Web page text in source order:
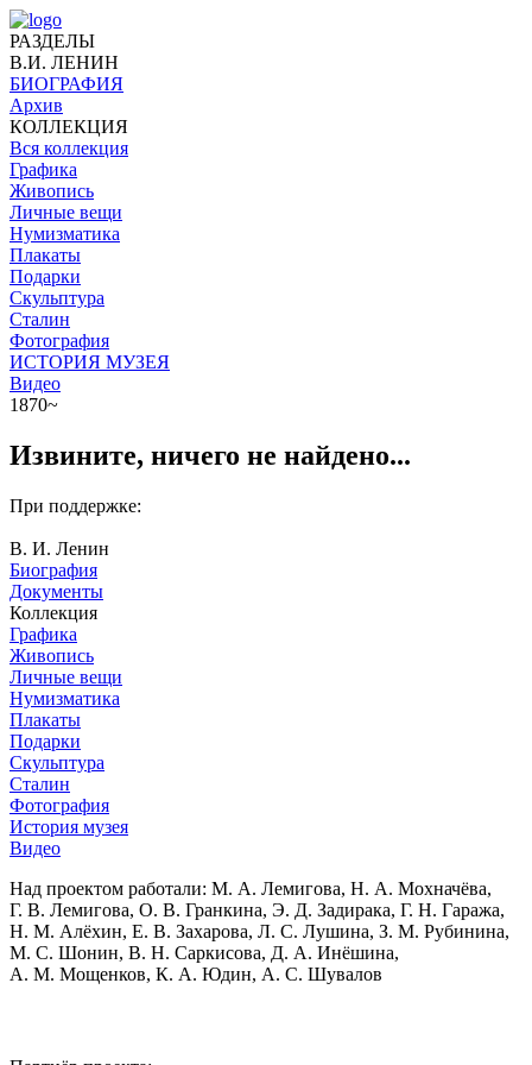
РАЗДЕЛЫ
В.И. ЛЕНИН
БИОГРАФИЯ
Архив
КОЛЛЕКЦИЯ
Вся коллекция
Графика
Живопись
Личные вещи
Нумизматика
Плакаты
Подарки
Скульптура
Сталин
Фотография
ИСТОРИЯ МУЗЕЯ
Видео
1870~
Извините, ничего не найдено...
При поддержке:
В. И. Ленин
Биография
Документы
Коллекция
Графика
Живопись
Личные вещи
Нумизматика
Плакаты
Подарки
Скульптура
Сталин
Фотография
История музея
Видео
Над проектом работали: М. А. Лемигова, Н. А. Мохначёва,
Г. В. Лемигова, О. В. Гранкина, Э. Д. Задирака, Г. Н. Гаража,
Н. М. Алёхин, Е. В. Захарова, Л. С. Лушина, З. М. Рубинина,
М. С. Шонин, В. Н. Саркисова, Д. А. Инёшина,
А. М. Мощенков, К. А. Юдин, А. С. Шувалов